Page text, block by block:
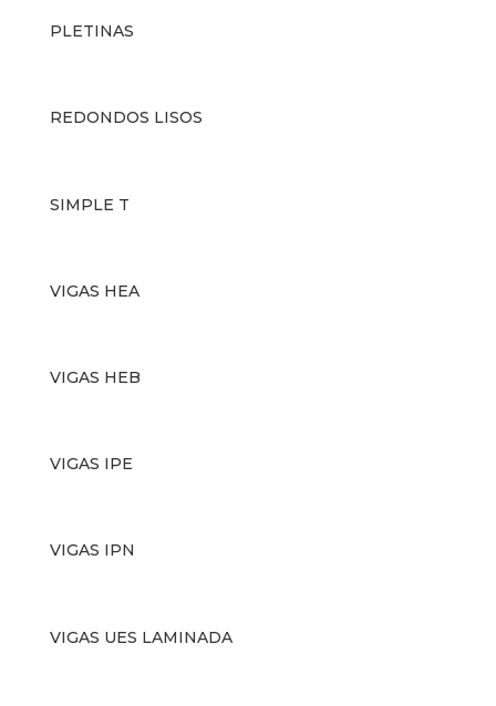
PLETINAS
REDONDOS LISOS
SIMPLE T
VIGAS HEA
VIGAS HEB
VIGAS IPE
VIGAS IPN
VIGAS UES LAMINADA